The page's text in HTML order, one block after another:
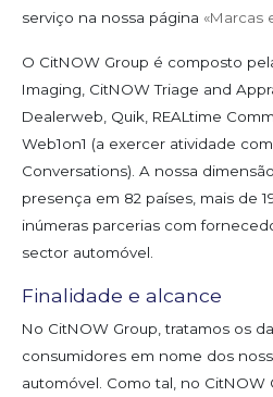
serviço na nossa página «Marcas
O CitNOW Group é composto
Imaging, CitNOW Triage and
Dealerweb, Quik, REALtime
Web1on1 (a exercer atividade
Conversations). A nossa
presença em 82 países, mais de
inúmeras parcerias com
sector automóvel.
Finalidade e alcance
No CitNOW Group, tratamos os
consumidores em nome dos
automóvel. Como tal, no CitNOW